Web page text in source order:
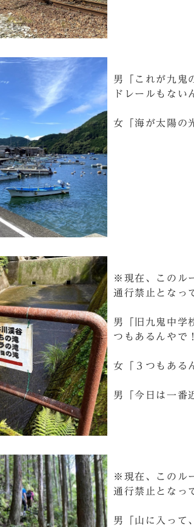
男「これが九鬼
ドレールもない
女「海が太陽の
※現在、このル
通行禁止となっ
男「旧九鬼中学
つもあるんやで
女「３つもある
男「今日は一番
※現在、このル
通行禁止となっ
男「山に入って